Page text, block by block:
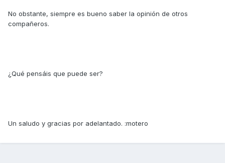
No obstante, siempre es bueno saber la opinión de otros
compañeros.
¿Qué pensáis que puede ser?
Un saludo y gracias por adelantado. :motero